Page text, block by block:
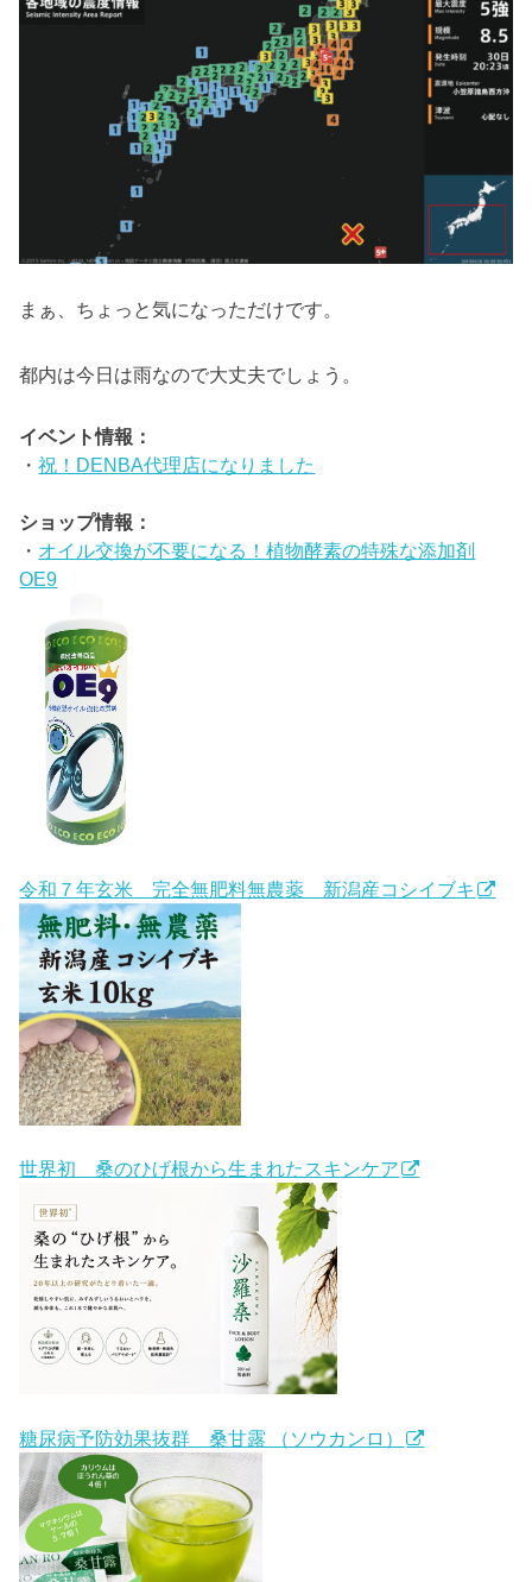
まぁ、ちょっと気になっただけです。
都内は今日は雨なので大丈夫でしょう。
イベント情報：
・祝！DENBA代理店になりました
ショップ情報：
・ オイル交換が不要になる！植物酵素の特殊な添加剤
OE9
令和７年玄米 完全無肥料無農薬 新潟産コシイブキ
世界初 桑のひげ根から生まれたスキンケア
糖尿病予防効果抜群 桑甘露 （ソウカンロ）